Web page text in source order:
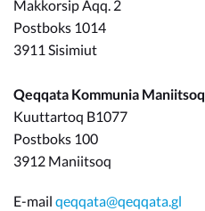
Makkorsip Aqq. 2
Postboks 1014
3911 Sisimiut
Qeqqata Kommunia Maniitsoq
Kuuttartoq B1077
Postboks 100
3912 Maniitsoq
E-mail qeqqata@qeqqata.gl